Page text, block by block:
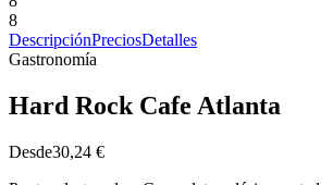
8
DescripciónPreciosDetalles
Gastronomía
Hard Rock Cafe Atlanta
Desde30,24 €